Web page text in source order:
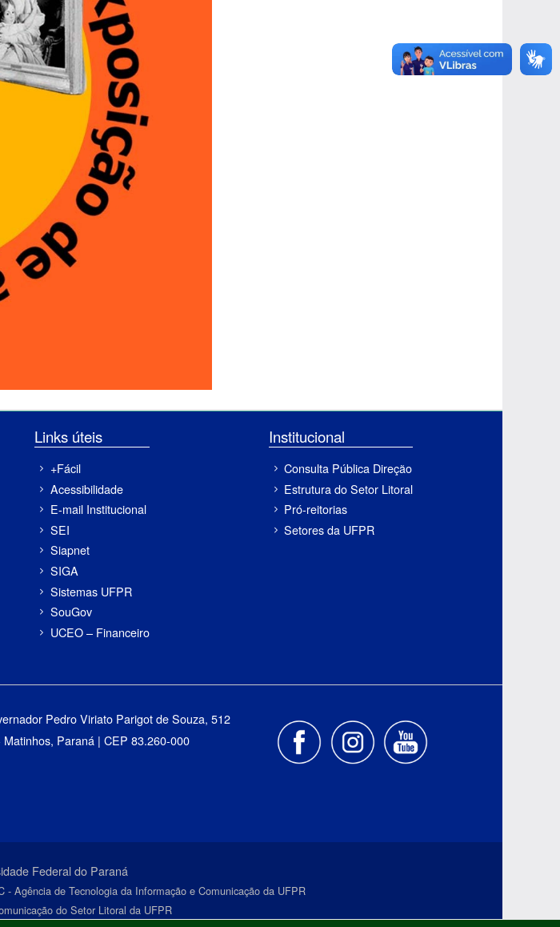
Links úteis
+Fácil
Acessibilidade
E-mail Institucional
SEI
Siapnet
SIGA
Sistemas UFPR
SouGov
UCEO – Financeiro
Institucional
Consulta Pública Direção
Estrutura do Setor Litoral
Pró-reitorias
Setores da UFPR
Pedro Viriato Parigot de Souza, 512
Matinhos, Paraná | CEP 83.260-000
Federal do Paraná
Agência de Tecnologia da Informação e Comunicação da UFPR
do Setor Litoral da UFPR